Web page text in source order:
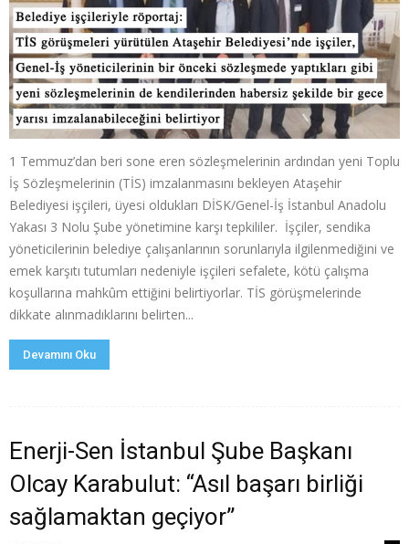
1 Temmuz’dan beri sone eren sözleşmelerinin ardından yeni Toplu
İş Sözleşmelerinin (TİS) imzalanmasını bekleyen Ataşehir
Belediyesi işçileri, üyesi oldukları DİSK/Genel-İş İstanbul Anadolu
Yakası 3 Nolu Şube yönetimine karşı tepkililer. İşçiler, sendika
yöneticilerinin belediye çalışanlarının sorunlarıyla ilgilenmediğini ve
emek karşıtı tutumları nedeniyle işçileri sefalete, kötü çalışma
koşullarına mahkûm ettiğini belirtiyorlar. TİS görüşmelerinde
dikkate alınmadıklarını belirten...
Devamını Oku
Enerji-Sen İstanbul Şube Başkanı
Olcay Karabulut: “Asıl başarı birliği
sağlamaktan geçiyor”